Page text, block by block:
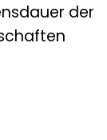
der